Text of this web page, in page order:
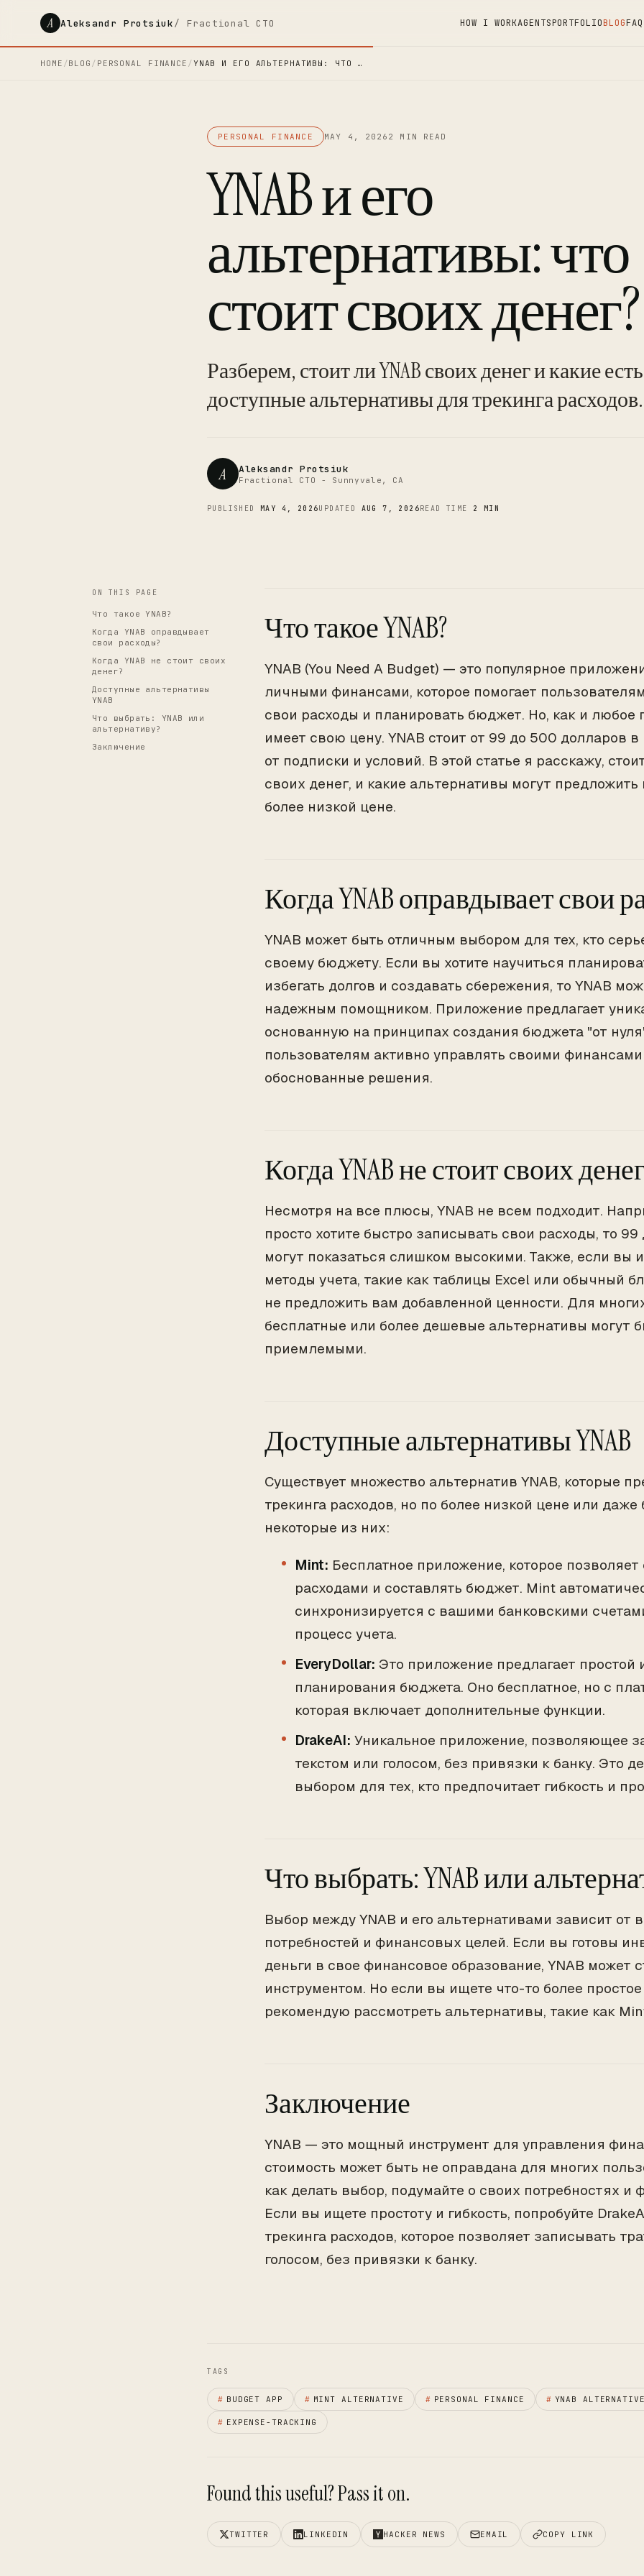
A Aleksandr Protsiuk/ Fractional CTO HOW I WORKAGENTSPORTFOLIOBLOGFAQ
HOME /BLOG / PERSONAL FINANCE /YNAB И ЕГО АЛЬТЕРНАТИВЫ: ЧТО …
PERSONAL FINANCE MAY 4, 2026 2 MIN READ
YNAB и его
альтернативы: что
стоит своих денег?
Разберем, стоит ли YNAB своих денег и какие есть
доступные альтернативы для трекинга расходов.
A Aleksandr Protsiuk
Fractional CTO - Sunnyvale, CA
PUBLISHED MAY 4, 2026UPDATED AUG 7, 2026READ TIME 2 MIN
ON THIS PAGE
Что такое YNAB?
Когда YNAB оправдывает
свои расходы?
Когда YNAB не стоит своих
денег?
Доступные альтернативы
YNAB
Что выбрать: YNAB или
альтернативу?
Заключение
Что такое YNAB?
YNAB (You Need A Budget) — это популярное
личными финансами, которое помогает
свои расходы и планировать бюджет. Но, как и любое
имеет свою цену. YNAB стоит от 99 до 500 долларов
от подписки и условий. В этой статье я расскажу,
своих денег, и какие альтернативы могут
более низкой цене.
Когда YNAB оправдывает свои
YNAB может быть отличным выбором для тех, кто
своему бюджету. Если вы хотите научиться
избегать долгов и создавать сбережения, то YNAB
надежным помощником. Приложение предлагает
основанную на принципах создания бюджета "от
пользователям активно управлять своими
обоснованные решения.
Когда YNAB не стоит своих
Несмотря на все плюсы, YNAB не всем подходит.
просто хотите быстро записывать свои расходы, то
могут показаться слишком высокими. Также, если вы
методы учета, такие как таблицы Excel или обычный
не предложить вам добавленной ценности. Для
бесплатные или более дешевые альтернативы могут
приемлемыми.
Доступные альтернативы YNAB
Существует множество альтернатив YNAB, которые
трекинга расходов, но по более низкой цене или даже
некоторые из них:
Mint: Бесплатное приложение, которое позволяет
расходами и составлять бюджет. Mint
синхронизируется с вашими банковскими
процесс учета.
EveryDollar: Это приложение предлагает простой
планирования бюджета. Оно бесплатное, но с
которая включает дополнительные функции.
DrakeAI: Уникальное приложение, позволяющее
текстом или голосом, без привязки к банку. Это
выбором для тех, кто предпочитает гибкость и
Что выбрать: YNAB или
Выбор между YNAB и его альтернативами зависит от
потребностей и финансовых целей. Если вы готовы
деньги в свое финансовое образование, YNAB может
инструментом. Но если вы ищете что-то более
рекомендую рассмотреть альтернативы, такие как
Заключение
YNAB — это мощный инструмент для управления
стоимость может быть не оправдана для многих
как делать выбор, подумайте о своих потребностях и
Если вы ищете простоту и гибкость, попробуйте
трекинга расходов, которое позволяет записывать
голосом, без привязки к банку.
TAGS
# BUDGET APP # MINT ALTERNATIVE # PERSONAL FINANCE # YNAB
# EXPENSE-TRACKING
Found this useful? Pass it on.
TWITTER LINKEDIN HACKER NEWS EMAIL COPY LINK